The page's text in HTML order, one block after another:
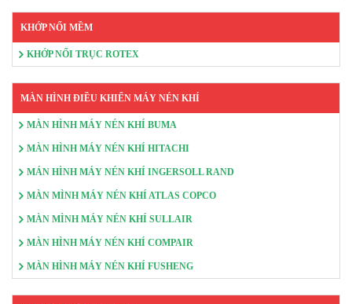
KHỚP NỐI MỀM
KHỚP NỐI TRỤC ROTEX
MÀN HÌNH ĐIỀU KHIỂN MÁY NÉN KHÍ
MÀN HÌNH MÁY NÉN KHÍ BUMA
MÀN HÌNH MÁY NÉN KHÍ HITACHI
MÁN HÌNH MÁY NÉN KHÍ INGERSOLL RAND
MÀN MÌNH MÁY NÉN KHÍ ATLAS COPCO
MÀN MÌNH MÁY NÉN KHÍ SULLAIR
MÀN HÌNH MÁY NÉN KHÍ COMPAIR
MÀN HÌNH MÁY NÉN KHÍ FUSHENG